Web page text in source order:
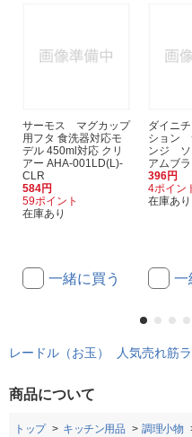
サーモス マグカップ
用フタ 食洗器対応モ
デル 450ml対応 クリ
アー AHA-001LD(L)-
CLR
584円
59ポイント
在庫あり
一緒に買う
ダイニ
ション
ンジ ソ
アムブ
396円
4ポイン
在庫あり
一
レードル（お玉） 人気売れ筋
商品について
トップ キッチン用品 調理小物